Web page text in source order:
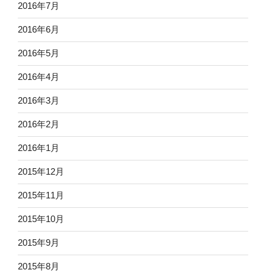
2016年7月
2016年6月
2016年5月
2016年4月
2016年3月
2016年2月
2016年1月
2015年12月
2015年11月
2015年10月
2015年9月
2015年8月